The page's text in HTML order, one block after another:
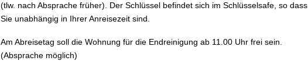
(tlw. nach Absprache früher). Der Schlüssel befindet sich im Schlüsselsafe, so dass
Sie unabhängig in Ihrer Anreisezeit sind.
Am Abreisetag soll die Wohnung für die Endreinigung ab 11.00 Uhr frei sein.
(Absprache möglich)